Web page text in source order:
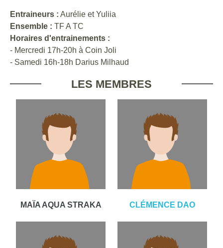
Entraineurs : Aurélie et Yuliia
Ensemble : TF A TC
Horaires d'entrainements :
- Mercredi 17h-20h à Coin Joli
- Samedi 16h-18h Darius Milhaud
LES MEMBRES
MAÏA AQUA STRAKA CLÉMENCE DAO